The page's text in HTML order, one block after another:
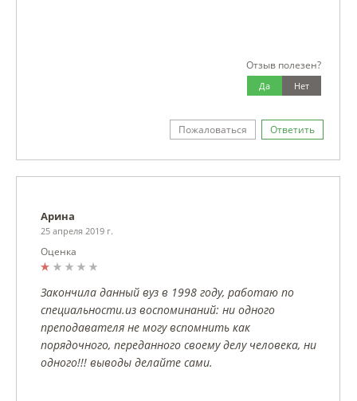
Отзыв полезен?
Нет
Да
Пожаловаться Ответить
Арина
25 апреля 2019 г.
Оценка
Закончила данный вуз в 1998 году, работаю по
специальности.из воспоминаний: ни одного
преподавателя не могу вспомнить как
порядочного, переданного своему делу человека, ни
одного!!! выводы делайте сами.